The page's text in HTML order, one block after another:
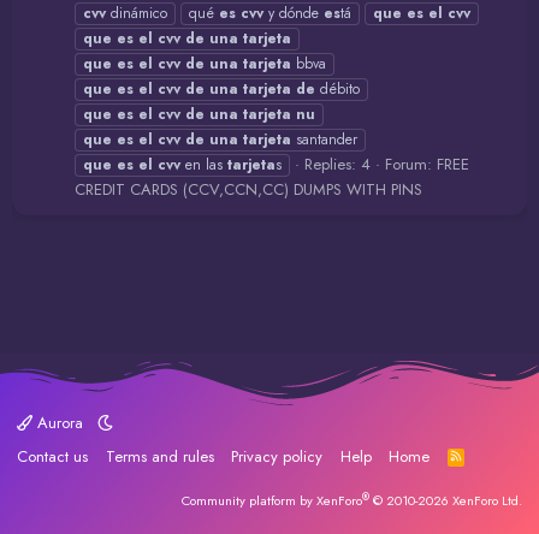
cvv dinámico qué es cvv y dónde está que es el cvv
que es el cvv de una tarjeta
que es el cvv de una tarjeta bbva
que es el cvv de una tarjeta de débito
que es el cvv de una tarjeta nu
que es el cvv de una tarjeta santander
que es el cvv en las tarjetas Replies: 4 Forum: FREE
CREDIT CARDS (CCV,CCN,CC) DUMPS WITH PINS
Aurora
Contact us
Terms and rules Privacy policy Help Home
R
S
Community platform by XenForo® © 2010-2026 XenForo Ltd.